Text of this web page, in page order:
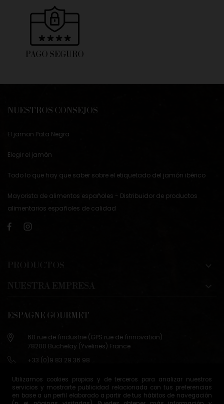
Utilizamos cookies propias y de terceros para analizar nuestros
servicios y mostrarte publicidad relacionada con tus preferencias
en base a un perfil elaborado a partir de tus hábitos de navegación
PAGO SEGURO
NUESTROS CONSEJOS
El jamon Pata Negra
Elegir el jamón
Todo lo que hay que saber sobre el etiquetado del jamón ibérico
Mayorista de alimentos españoles - Distribuidor de productos
alimentarios españoles de calidad
ESPAGNE GOURMET
60 rue de l'industrie (GPS rue de l'innovation)
78200 Buchelay (Yvelines) France
+33 (0)9 83 29 36 98
78200 Buchelay (Yvelines) France
Contáctanos